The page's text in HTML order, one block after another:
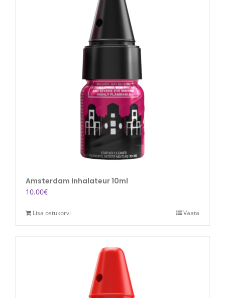
Amsterdam Inhalateur 10ml
10.00€
Lisa ostukorvi Vaata